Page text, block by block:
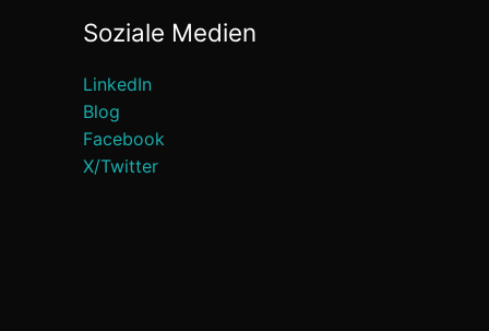
Soziale Medien
LinkedIn
Blog
Facebook
X/Twitter